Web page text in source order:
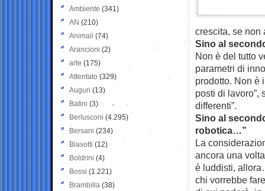
crescita, se non
Sino al
Non è del tutto
parametri di
prodotto. Non è
posti di lavoro”,
differenti”.
Sino al
robotica…”
La
ancora una
è luddisti,
chi vorrebbe
Ambiente (341)
AN (210)
Animali (74)
Arancioni (2)
arte (175)
Attentato (329)
Auguri (13)
Batini (3)
Berlusconi (4.295)
Bersani (234)
Biasotti (12)
Boldrini (4)
Bossi (1.221)
Brambilla (38)